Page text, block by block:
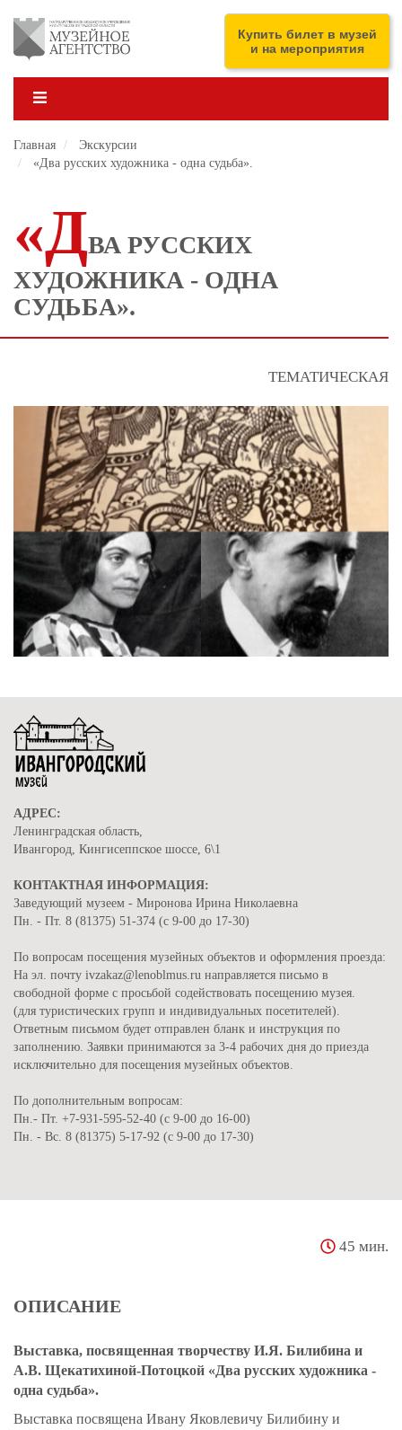
основному
содержанию
ENG
Купить билет в музей
и на мероприятия
Главная
Экскурсии
«Два русских художника - одна судьба».
«ДВА РУССКИХ
ХУДОЖНИКА - ОДНА
СУДЬБА».
ТЕМАТИЧЕСКАЯ
АДРЕС:
Ленинградская область,
Ивангород, Кингисеппское шоссе, 6\1
КОНТАКТНАЯ ИНФОРМАЦИЯ:
Заведующий музеем - Миронова Ирина Николаевна
Пн. - Пт. 8 (81375) 51-374 (с 9-00 до 17-30)
По вопросам посещения музейных объектов и оформления проезда:
На эл. почту ivzakaz@lenoblmus.ru направляется письмо в
свободной форме с просьбой содействовать посещению музея.
(для туристических групп и индивидуальных посетителей).
Ответным письмом будет отправлен бланк и инструкция по
заполнению. Заявки принимаются за 3-4 рабочих дня до приезда
исключительно для посещения музейных объектов.
По дополнительным вопросам:
Пн.- Пт. +7-931-595-52-40 (с 9-00 до 16-00)
Пн. - Вс. 8 (81375) 5-17-92 (с 9-00 до 17-30)
45 мин.
ОПИСАНИЕ
Выставка, посвященная творчеству И.Я. Билибина и
А.В. Щекатихиной-Потоцкой «Два русских художника -
одна судьба».
Выставка посвящена Ивану Яковлевичу Билибину и